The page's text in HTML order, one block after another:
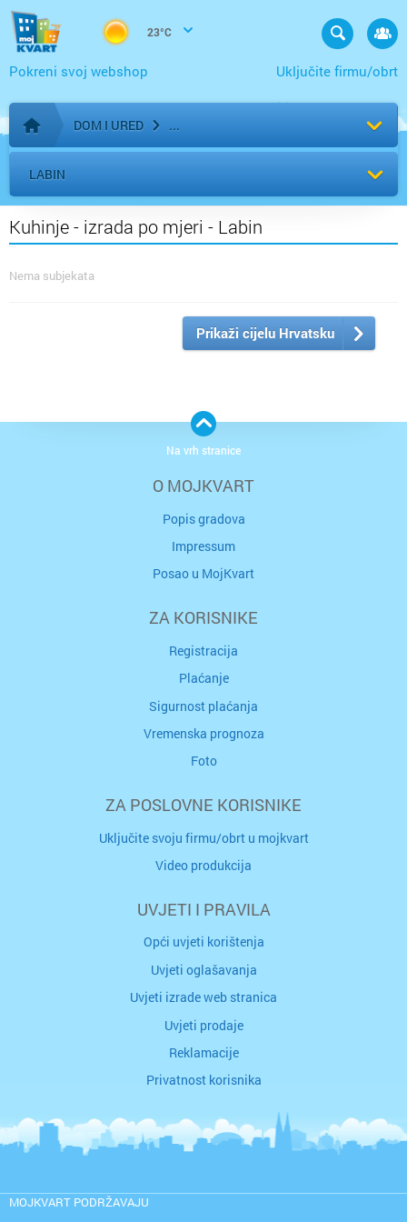
23°C
Uključite firmu/obrt
Pokreni svoj webshop
Početna stranica
DOM I URED
LABIN
Kuhinje - izrada po mjeri - Labin
Nema subjekata
Prikaži cijelu Hrvatsku
O MOJKVART
Popis gradova
Impressum
Posao u MojKvart
ZA KORISNIKE
Registracija
Plaćanje
Sigurnost plaćanja
Vremenska prognoza
Foto
ZA POSLOVNE KORISNIKE
Uključite svoju firmu/obrt u mojkvart
Video produkcija
UVJETI I PRAVILA
Opći uvjeti korištenja
Uvjeti oglašavanja
Uvjeti izrade web stranica
Uvjeti prodaje
Reklamacije
Privatnost korisnika
MOJKVART PODRŽAVAJU
Na vrh stranice